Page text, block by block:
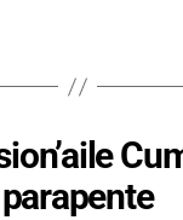
parapente